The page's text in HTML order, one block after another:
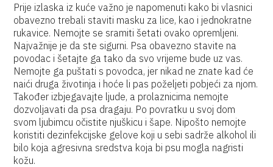
Prije izlaska iz kuće važno je napomenuti kako bi vlasnici
obavezno trebali staviti masku za lice, kao i jednokratne
rukavice. Nemojte se sramiti šetati ovako opremljeni.
Najvažnije je da ste sigurni. Psa obavezno stavite na
povodac i šetajte ga tako da svo vrijeme bude uz vas.
Nemojte ga puštati s povodca, jer nikad ne znate kad će
naići druga životinja i hoće li pas poželjeti pobjeći za njom.
Također izbjegavajte ljude, a prolaznicima nemojte
dozvoljavati da psa dragaju. Po povratku u svoj dom
svom ljubimcu očistite njuškicu i šape. Nipošto nemojte
koristiti dezinfekcijske gelove koji u sebi sadrže alkohol ili
bilo koja agresivna sredstva koja bi psu mogla nagristi
kožu.